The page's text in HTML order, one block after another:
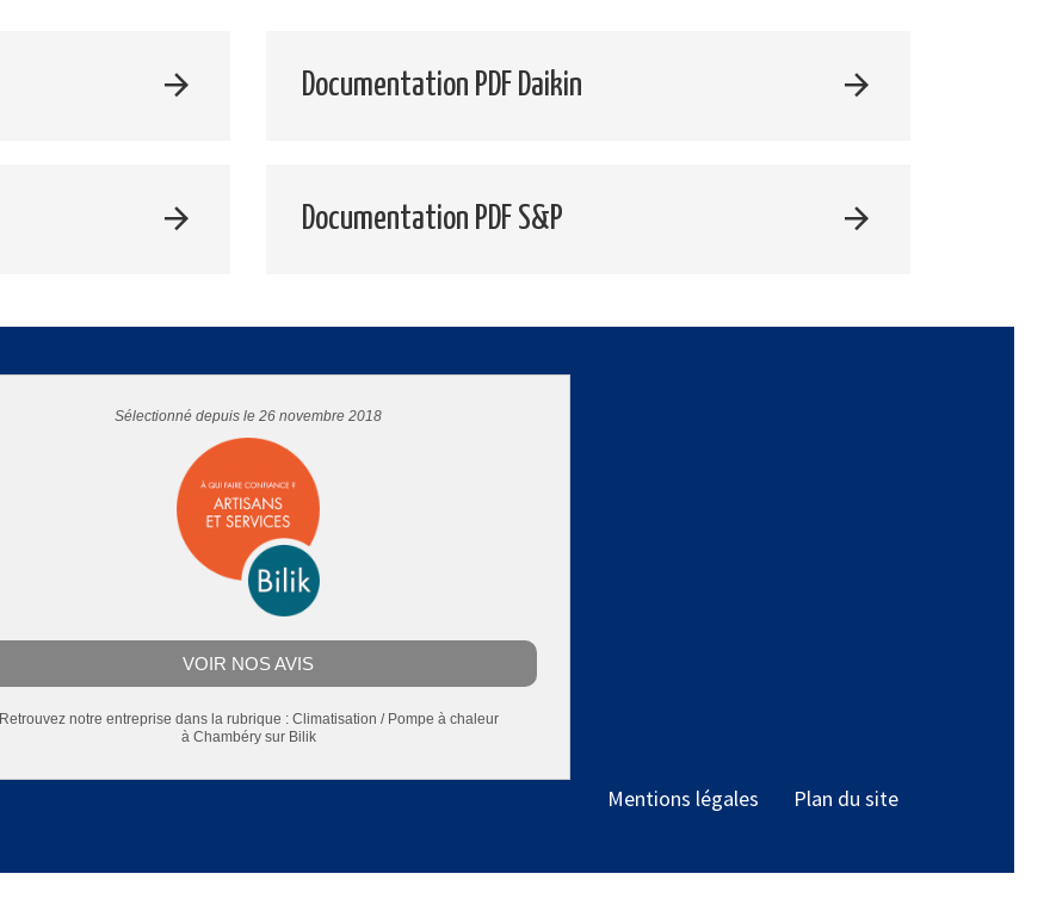
Documentation PDF Daikin
Documentation PDF S&P
Sélectionné depuis le 26 novembre 2018
VOIR NOS AVIS
Retrouvez notre entreprise dans la rubrique : Climatisation / Pompe à chaleur
à Chambérysur Bilik
Mentions légales Plan du site